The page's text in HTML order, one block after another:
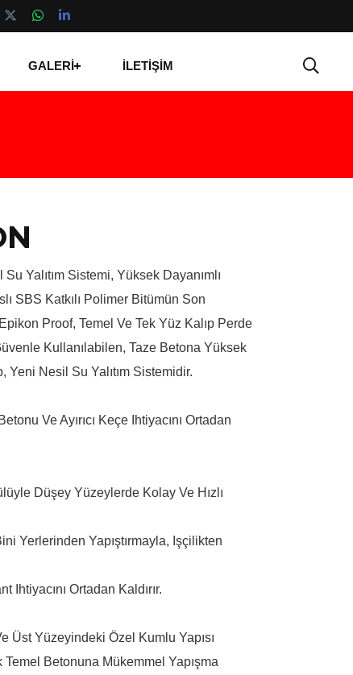
GALERİ İLETİŞİM
Yalıtım Sistemi, Yüksek Dayanımlı
SBS Katkılı Polimer Bitümün Son
Proof, Temel Ve Tek Yüz Kalıp Perde
Kullanılabilen, Taze Betona Yüksek
Yeni Nesil Su Yalıtım Sistemidir.
Ve Ayırıcı Keçe Ihtiyacını Ortadan
Düşey Yüzeylerde Kolay Ve Hızlı
Yerlerinden Yapıştırmayla, Işçilikten
Ihtiyacını Ortadan Kaldırır.
Üst Yüzeyindeki Özel Kumlu Yapısı
Betonuna Mükemmel Yapışma